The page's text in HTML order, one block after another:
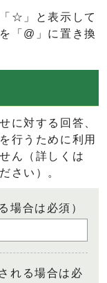
☆」と表示して
「@」に置き換
に対する回答、
行うために利用
ん（詳しくは
さい）。
場合は必須）
れる場合は必